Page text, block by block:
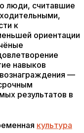
люди, считавшие
к
ориентации
навыков
—
результатов в
культура